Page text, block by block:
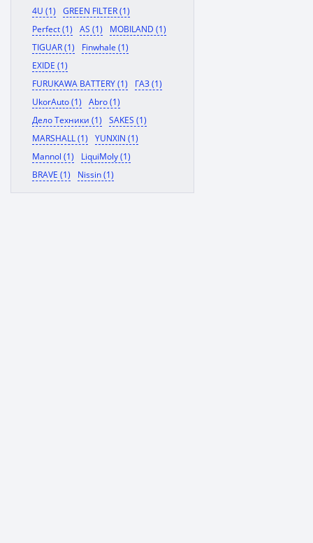
4U (1)
GREEN FILTER (1)
Perfect (1)
AS (1)
MOBILAND (1)
TIGUAR (1)
Finwhale (1)
EXIDE (1)
FURUKAWA BATTERY (1)
ГАЗ (1)
UkorAuto (1)
Abro (1)
Дело Техники (1)
SAKES (1)
MARSHALL (1)
YUNXIN (1)
Mannol (1)
LiquiMoly (1)
BRAVE (1)
Nissin (1)